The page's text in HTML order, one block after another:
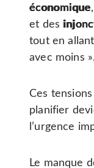
économique
et des
tout en
avec moins
Ces
planifier
l’urgence
Le manque